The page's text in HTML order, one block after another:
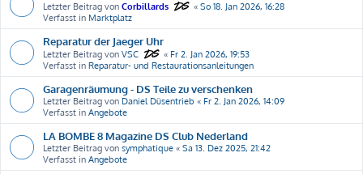
Letzter Beitrag von Corbillards « So 18. Jan 2026, 16:28
Verfasst in Marktplatz
Reparatur der Jaeger Uhr
Letzter Beitrag von VSC « Fr 2. Jan 2026, 19:53
Verfasst in Reparatur- und Restaurationsanleitungen
Garagenräumung - DS Teile zu verschenken
Letzter Beitrag von Daniel Düsentrieb « Fr 2. Jan 2026, 14:09
Verfasst in Angebote
LA BOMBE 8 Magazine DS Club Nederland
Letzter Beitrag von symphatique « Sa 13. Dez 2025, 21:42
Verfasst in Angebote